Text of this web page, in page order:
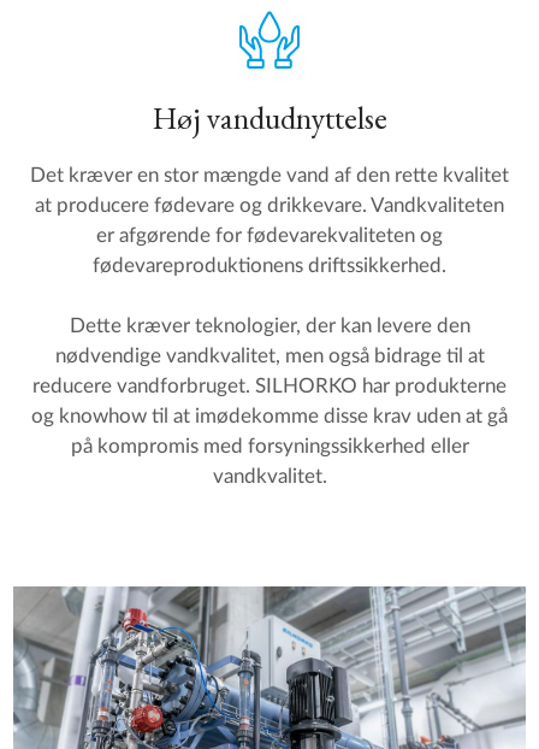
Høj vandudnyttelse
Det kræver en stor mængde vand af den rette kvalitet
at producere fødevare og drikkevare. Vandkvaliteten
er afgørende for fødevarekvaliteten og
fødevareproduktionens driftssikkerhed.
Dette kræver teknologier, der kan levere den
nødvendige vandkvalitet, men også bidrage til at
reducere vandforbruget. SILHORKO har produkterne
og knowhow til at imødekomme disse krav uden at gå
på kompromis med forsyningssikkerhed eller
vandkvalitet.